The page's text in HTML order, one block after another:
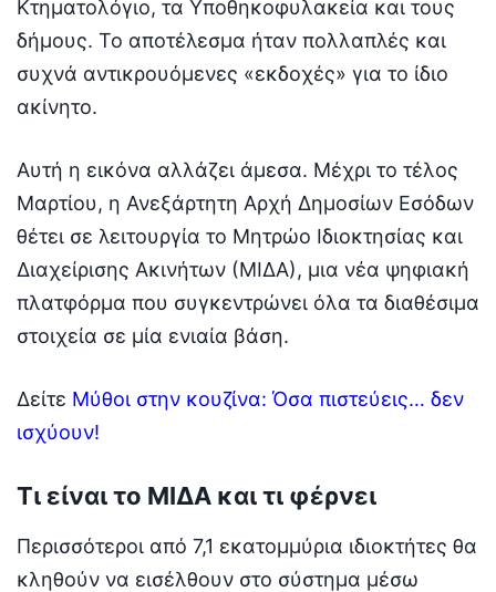
Κτηματολόγιο, τα Υποθηκοφυλακεία και τους
δήμους. Το αποτέλεσμα ήταν πολλαπλές και
συχνά αντικρουόμενες «εκδοχές» για το ίδιο
ακίνητο.
Αυτή η εικόνα αλλάζει άμεσα. Μέχρι το τέλος
Μαρτίου, η Ανεξάρτητη Αρχή Δημοσίων Εσόδων
θέτει σε λειτουργία το Μητρώο Ιδιοκτησίας και
Διαχείρισης Ακινήτων (ΜΙΔΑ), μια νέα ψηφιακή
πλατφόρμα που συγκεντρώνει όλα τα διαθέσιμα
στοιχεία σε μία ενιαία βάση.
Δείτε Μύθοι στην κουζίνα: Όσα πιστεύεις… δεν
ισχύουν!
Τι είναι το ΜΙΔΑ και τι φέρνει
Περισσότεροι από 7,1 εκατομμύρια ιδιοκτήτες θα
κληθούν να εισέλθουν στο σύστημα μέσω